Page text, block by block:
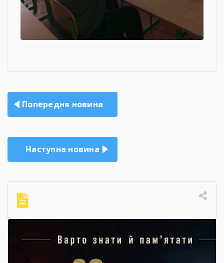
Навігація
записів
Попередня новина
Наступна новина